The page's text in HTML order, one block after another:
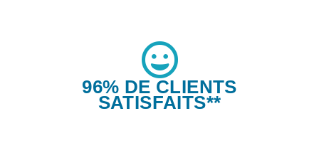
96% DE CLIENTS
SATISFAITS**